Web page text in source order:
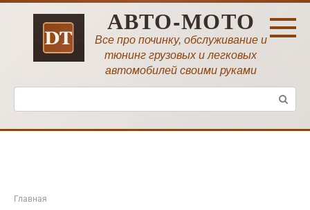
Перейти
АВТО-МОТО
Все про починку, обслуживание и
тюнинг грузовых и легковых
автомобилей своими руками
Поиск:
Главная